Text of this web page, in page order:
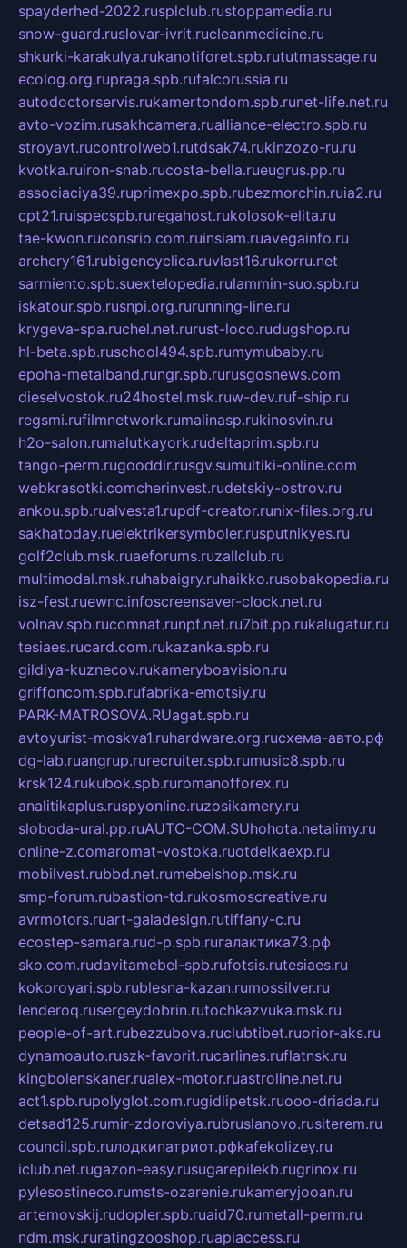
spayderhed-2022.rusplclub.rustoppamedia.ru
snow-guard.ruslovar-ivrit.rucleanmedicine.ru
shkurki-karakulya.rukanotiforet.spb.rututmassage.ru
ecolog.org.rupraga.spb.rufalcorussia.ru
autodoctorservis.rukamertondom.spb.runet-life.net.ru
avto-vozim.rusakhcamera.rualliance-electro.spb.ru
stroyavt.rucontrolweb1.rutdsak74.rukinzozo-ru.ru
kvotka.ruiron-snab.rucosta-bella.rueugrus.pp.ru
associaciya39.ruprimexpo.spb.rubezmorchin.ruia2.ru
cpt21.ruispecspb.ruregahost.rukolosok-elita.ru
tae-kwon.ruconsrio.com.ruinsiam.ruavegainfo.ru
archery161.rubigencyclica.ruvlast16.rukorru.net
sarmiento.spb.suextelopedia.rulammin-suo.spb.ru
iskatour.spb.rusnpi.org.rurunning-line.ru
krygeva-spa.ruchel.net.rurust-loco.rudugshop.ru
hl-beta.spb.ruschool494.spb.rumymubaby.ru
epoha-metalband.rungr.spb.rurusgosnews.com
dieselvostok.ru24hostel.msk.ruw-dev.ruf-ship.ru
regsmi.rufilmnetwork.rumalinasp.rukinosvin.ru
h2o-salon.rumalutkayork.rudeltaprim.spb.ru
tango-perm.rugooddir.rusgv.sumultiki-online.com
webkrasotki.comcherinvest.rudetskiy-ostrov.ru
ankou.spb.rualvesta1.rupdf-creator.runix-files.org.ru
sakhatoday.ruelektrikersymboler.rusputnikyes.ru
golf2club.msk.ruaeforums.ruzallclub.ru
multimodal.msk.ruhabaigry.ruhaikko.rusobakopedia.ru
isz-fest.ruewnc.infoscreensaver-clock.net.ru
volnav.spb.rucomnat.runpf.net.ru7bit.pp.rukalugatur.ru
tesiaes.rucard.com.rukazanka.spb.ru
gildiya-kuznecov.rukameryboavision.ru
griffoncom.spb.rufabrika-emotsiy.ru
PARK-MATROSOVA.RUagat.spb.ru
avtoyurist-moskva1.ruhardware.org.ruсхема-авто.рф
dg-lab.ruangrup.rurecruiter.spb.rumusic8.spb.ru
krsk124.rukubok.spb.ruromanofforex.ru
analitikaplus.ruspyonline.ruzosikamery.ru
sloboda-ural.pp.ruAUTO-COM.SUhohota.netalimy.ru
online-z.comaromat-vostoka.ruotdelkaexp.ru
mobilvest.rubbd.net.rumebelshop.msk.ru
smp-forum.rubastion-td.rukosmoscreative.ru
avrmotors.ruart-galadesign.rutiffany-c.ru
ecostep-samara.rud-p.spb.ruгалактика73.рф
sko.com.rudavitamebel-spb.rufotsis.rutesiaes.ru
kokoroyari.spb.rublesna-kazan.rumossilver.ru
lenderoq.rusergeydobrin.rutochkazvuka.msk.ru
people-of-art.rubezzubova.ruclubtibet.ruorior-aks.ru
dynamoauto.ruszk-favorit.rucarlines.ruflatnsk.ru
kingbolenskaner.rualex-motor.ruastroline.net.ru
act1.spb.rupolyglot.com.rugidlipetsk.ruooo-driada.ru
detsad125.rumir-zdoroviya.rubruslanovo.rusiterem.ru
council.spb.ruлодкипатриот.рфkafekolizey.ru
iclub.net.rugazon-easy.rusugarepilekb.rugrinox.ru
pylesostineco.rumsts-ozarenie.rukameryjooan.ru
artemovskij.rudopler.spb.ruaid70.rumetall-perm.ru
ndm.msk.ruratingzooshop.ruapiaccess.ru